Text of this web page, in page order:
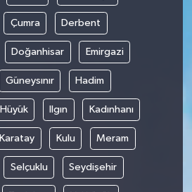
Çumra Derbent
Doğanhisar Emirgazi
Güneysınır Hadim
Hüyük Ilgın Kadınhanı
Karatay Kulu Meram
Selçuklu Seydişehir